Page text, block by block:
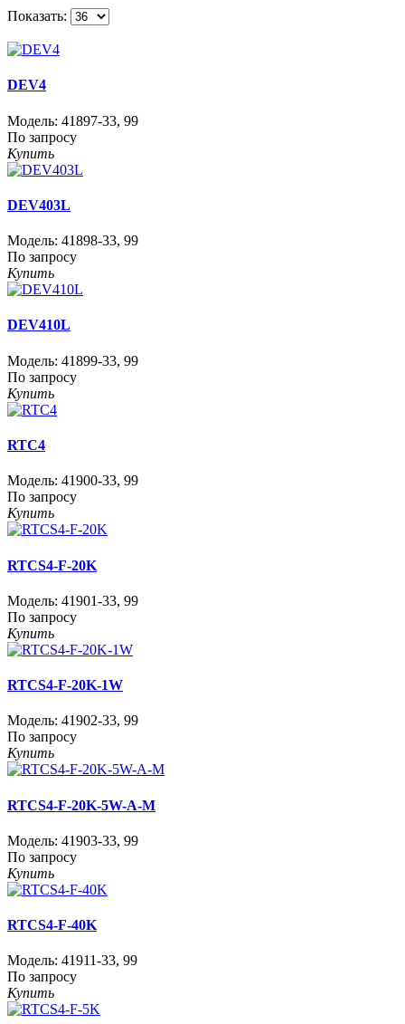
Показать:
DEV4
Модель: 41897-33, 99
По запросу
Купить
DEV403L
Модель: 41898-33, 99
По запросу
Купить
DEV410L
Модель: 41899-33, 99
По запросу
Купить
RTC4
Модель: 41900-33, 99
По запросу
Купить
RTCS4-F-20K
Модель: 41901-33, 99
По запросу
Купить
RTCS4-F-20K-1W
Модель: 41902-33, 99
По запросу
Купить
RTCS4-F-20K-5W-A-M
Модель: 41903-33, 99
По запросу
Купить
RTCS4-F-40K
Модель: 41911-33, 99
По запросу
Купить